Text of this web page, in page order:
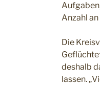
Anzahl
Die
deshalb
lassen.